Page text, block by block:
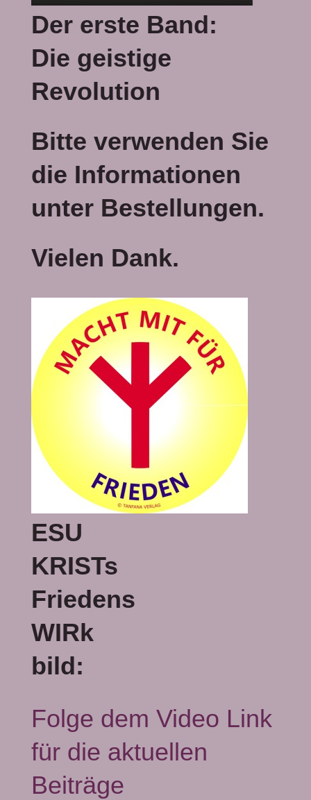
Der erste Band:
Die geistige
Revolution
Bitte verwenden Sie
die Informationen
unter Bestellungen.
Vielen Dank.
ESU
KRISTs
Friedens
WIRk
bild:
Folge dem Video Link
für die aktuellen
Beiträge